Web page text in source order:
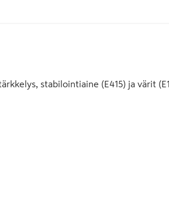
stabilointiaine (E415) ja värit